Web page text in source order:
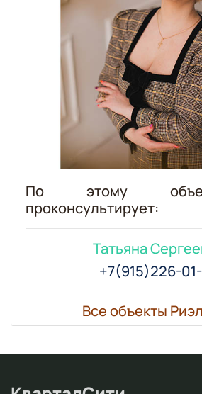
По этому
проконсультирует:
Татьяна
+7(915)226-
Все объекты